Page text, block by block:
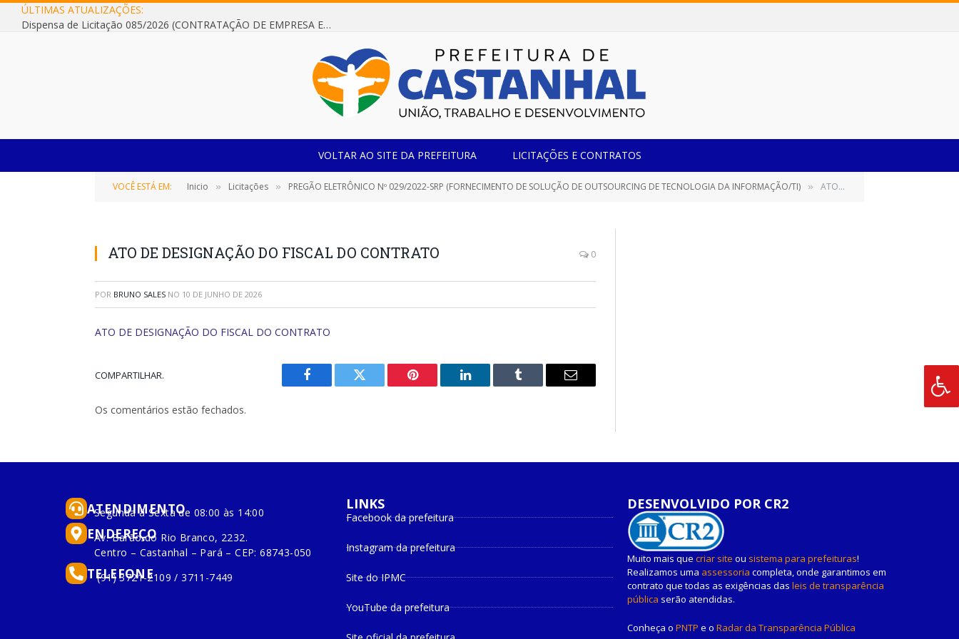
ÚLTIMAS ATUALIZAÇÕES:
Dispensa de Licitação 085/2026 (CONTRATAÇÃO DE EMPRESA ESPECIALIZADA NA FABRICAÇÃO DE MÓVEIS SOB MEDIDA COM ESTRUTURA METÁLICA EM METALON PARA ATENDIMENTO DAS NECESSIDADES DA SALA SIMOV DA EMEF MADRE MARIA VIGANÓ)
VOLTAR AO SITE DA PREFEITURA LICITAÇÕES E CONTRATOS
VOCÊ ESTÁ EM: Inicio » Licitações » PREGÃO ELETRÔNICO Nº 029/2022-SRP (FORNECIMENTO DE SOLUÇÃO DE OUTSOURCING DE TECNOLOGIA DA INFORMAÇÃO/TI) » ATO DE DESIGNAÇÃO DO FISCAL DO CONTRATO
ATO DE DESIGNAÇÃO DO FISCAL DO CONTRATO 0
POR BRUNO SALES NO 10 DE JUNHO DE 2026
ATO DE DESIGNAÇÃO DO FISCAL DO CONTRATO
COMPARTILHAR.
Facebook Twitter Pinterest
O
Tumblr
E-
Os comentários estão fechados.
ATENDIMENTO
Segunda à Sexta de 08:00 às 14:00
ENDEREÇO
Av. Barão do Rio Branco, 2232.
Centro – Castanhal – Pará – CEP: 68743-050
TELEFONE
(91) 3721-2109 / 3711-7449
LINKS
Facebook da prefeitura
Instagram da prefeitura
Site do IPMC
YouTube da prefeitura
DESENVOLVIDO POR CR2
Muito mais que criar site ou sistema para prefeituras!
Realizamos uma assessoria completa, onde garantimos em
contrato que todas as exigências das leis de transparência
pública serão atendidas.
Conheça o PNTP e o Radar da Transparência Pública